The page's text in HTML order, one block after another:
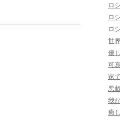
ロ
ロ
ロ
世
優
可
家
悪
我
癒